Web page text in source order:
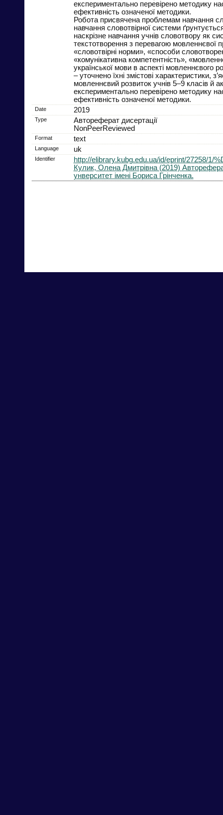
експериментально перевірено методику
ефективність означеної методики.
Робота присвячена проблемам навчання
навчання словотвірної системи
наскрізне навчання учнів словотвору як
текстотворення з перевагою мовленнєвої
«словотвірні норми», «способи
«комунікативна компетентність»,
української мови в аспекті мовленнєвого
– уточнено їхні змістові характеристики,
мовленнєвий розвиток учнів 5–9 класів й
експериментально перевірено методику
ефективність означеної методики.
Date 2019
Type
Автореферат дисертації
NonPeerReviewed
Format text
Language uk
Identifier
http://elibrary.kubg.edu.ua/id/eprint/27258/1/
Кулик, Олена Дмитрівна (2019)
унверситет імені Бориса Грінченка.